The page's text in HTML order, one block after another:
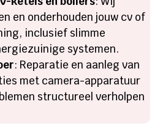
en onderhouden jouw cv of
inclusief slimme
systemen.
: Reparatie en aanleg van
met camera-apparatuur
structureel verholpen